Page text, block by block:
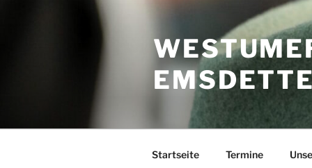
Startseite Termine